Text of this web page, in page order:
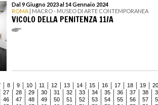
Dal 9 Giugno 2023 al 14 Gennaio 2024
ROMA | MACRO - MUSEO DI ARTE CONTEMPORANEA
VICOLO DELLA PENITENZA 11/A
8 9 10 11 12 13 14 15 16 17 18 19
20
27 28 29 30 31 32 33 34 35 36 37 38
46 47 48 49 50 51 52 53 54 55 56 57